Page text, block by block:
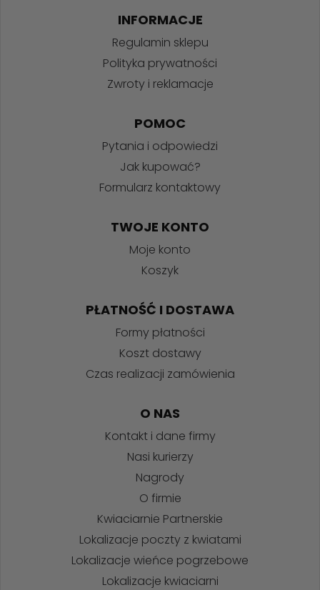
INFORMACJE
Regulamin sklepu
Polityka prywatności
Zwroty i reklamacje
POMOC
Pytania i odpowiedzi
Jak kupować?
Formularz kontaktowy
TWOJE KONTO
Moje konto
Koszyk
PŁATNOŚĆ I DOSTAWA
Formy płatności
Koszt dostawy
Czas realizacji zamówienia
O NAS
Kontakt i dane firmy
Nasi kurierzy
Nagrody
O firmie
Kwiaciarnie Partnerskie
Lokalizacje poczty z kwiatami
Lokalizacje wieńce pogrzebowe
Lokalizacje kwiaciarni